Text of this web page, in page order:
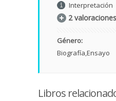
Interpretación
2 valoraciones
Género:
Biografía Ensayo
Libros